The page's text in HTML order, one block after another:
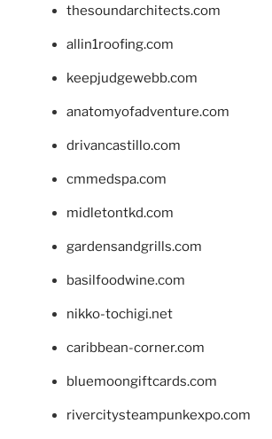
thesoundarchitects.com
allin1roofing.com
keepjudgewebb.com
anatomyofadventure.com
drivancastillo.com
cmmedspa.com
midletontkd.com
gardensandgrills.com
basilfoodwine.com
nikko-tochigi.net
caribbean-corner.com
bluemoongiftcards.com
rivercitysteampunkexpo.com